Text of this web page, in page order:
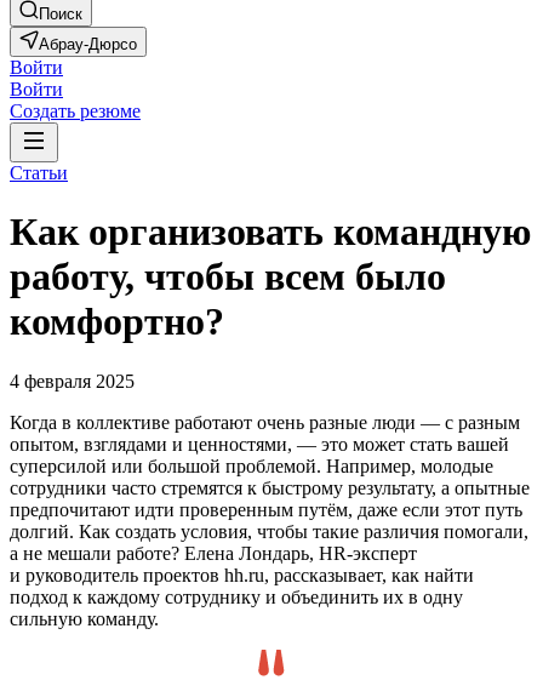
Поиск
Абрау-Дюрсо
Войти
Войти
Создать резюме
Статьи
Как организовать командную
работу, чтобы всем было
комфортно?
4 февраля 2025
Когда в коллективе работают очень разные люди — с разным
опытом, взглядами и ценностями, — это может стать вашей
суперсилой или большой проблемой. Например, молодые
сотрудники часто стремятся к быстрому результату, а опытные
предпочитают идти проверенным путём, даже если этот путь
долгий. Как создать условия, чтобы такие различия помогали,
а не мешали работе? Елена Лондарь, HR-эксперт
и руководитель проектов hh.ru, рассказывает, как найти
подход к каждому сотруднику и объединить их в одну
сильную команду.